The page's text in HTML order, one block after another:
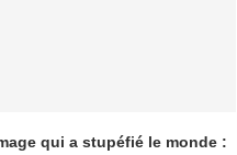
qui a stupéfié le monde :